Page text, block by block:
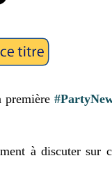
première
à discuter sur